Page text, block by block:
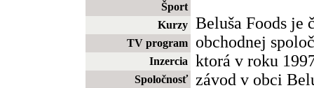
Šport
Kurzy
TV program
Inzercia
Spoločnosť
Beluša Foods je
obchodnej
ktorá v roku
závod v obci